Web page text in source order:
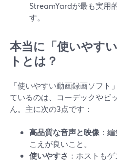
StreamYardが最も実用
す。
本当に「使いやす
トとは？
「使いやすい動画録画ソフト
ているのは、コーデックやビ
ん。主に次の3点です：
高品質な音声と映像 ：
こえが良いこと。
使いやすさ ：ホストも